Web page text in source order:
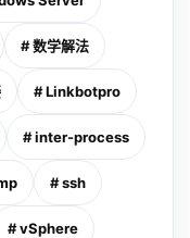
# 数学解法
# Linkbotpro
# inter-process
# ssh
# vSphere